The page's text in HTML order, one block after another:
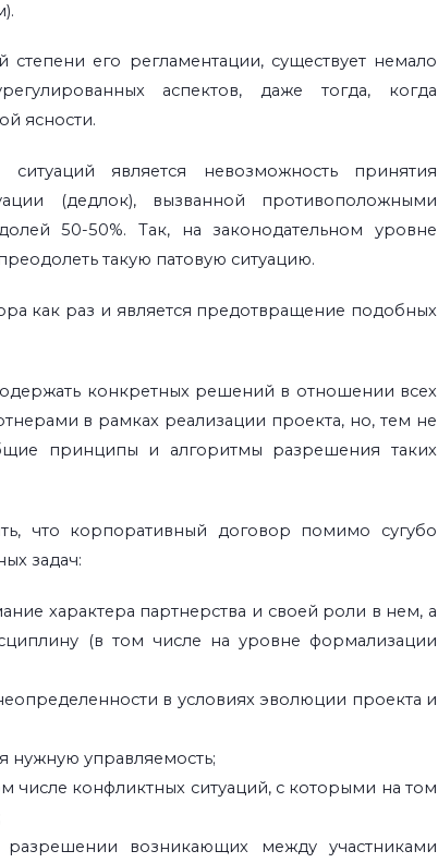
его регламентации, существует немало
аспектов, даже тогда, когда
ясности.
является невозможность принятия
(дедлок), вызванной противоположными
50-50%. Так, на законодательном уровне
такую патовую ситуацию.
как раз и является предотвращение подобных
конкретных решений в отношении всех
в рамках реализации проекта, но, тем не
принципы и алгоритмы разрешения таких
что корпоративный договор помимо сугубо
задач:
характера партнерства и своей роли в нем, а
(в том числе на уровне формализации
в условиях эволюции проекта и
нужную управляемость;
числе конфликтных ситуаций, с которыми на том
возникающих между участниками